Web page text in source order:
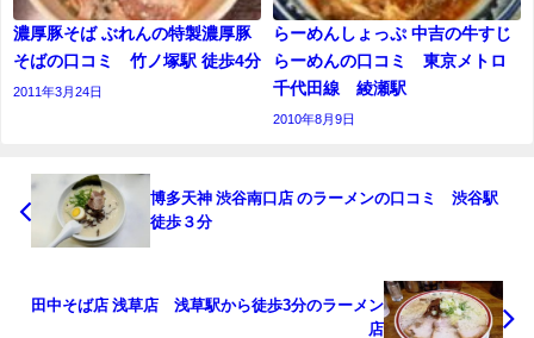
濃厚豚そば ぶれんの特製濃厚豚
そばの口コミ 竹ノ塚駅 徒歩4分
2011年3月24日
らーめんしょっぷ 中吉の牛すじ
らーめんの口コミ 東京メトロ
千代田線 綾瀬駅
2010年8月9日
博多天神 渋谷南口店 のラーメンの口コミ 渋谷駅
徒歩３分
田中そば店 浅草店 浅草駅から徒歩3分のラーメン
店